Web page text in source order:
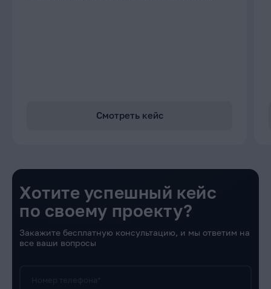
Смотреть кейс
Хотите успешный кейс
по своему проекту?
Закажите бесплатную консультацию, и мы ответим на
все ваши вопросы